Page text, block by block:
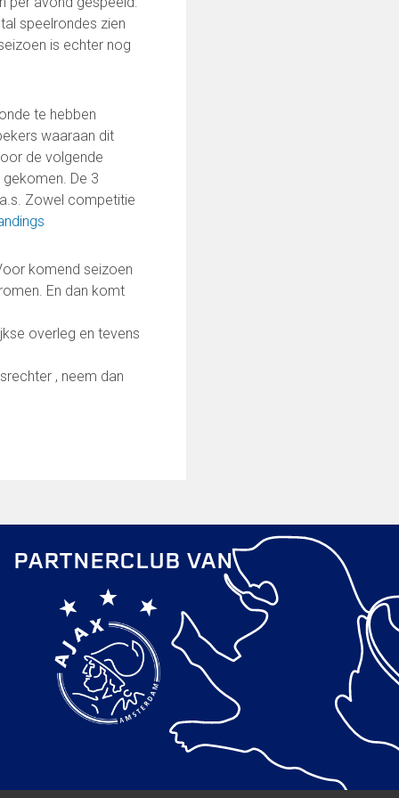
speelrondes zien
is echter nog
te hebben
waaraan dit
de volgende
De 3
Zowel competitie
komend seizoen
En dan komt
overleg en tevens
, neem dan
PARTNERCLUB VAN